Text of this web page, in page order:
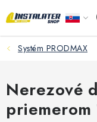
na
VEĽKOOBCHOD
AKO VYBRAŤ?
PREDAJŇA - RAKOVÁ
Systém PRODMAX
Nerezové
priemerom